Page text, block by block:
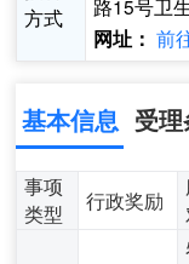
方式
路15号卫
网址： 前
基本信息 受
事项
类型
行政奖励